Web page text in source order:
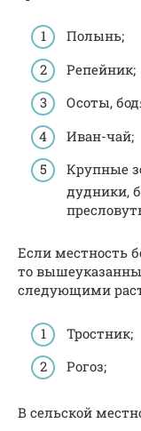
Полынь;
Репейник;
Осоты,
Иван-чай;
Крупные
дудники,
Если местность
то
следующими
Тростник;
Рогоз;
В сельской